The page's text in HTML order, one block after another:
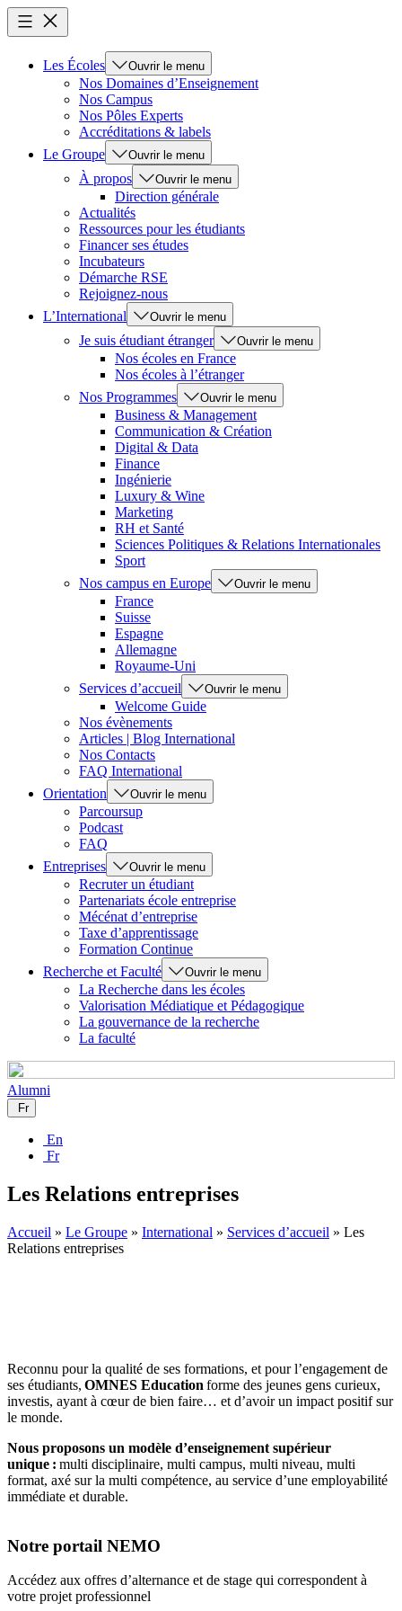
Les Écoles Ouvrir le menu
Nos Domaines d’Enseignement
Nos Campus
Nos Pôles Experts
Accréditations & labels
Le Groupe
Ouvrir le menu
À propos Ouvrir le menu
Direction générale
Actualités
Ressources pour les étudiants
Financer ses études
Incubateurs
Démarche RSE
Rejoignez-nous
L’International
Ouvrir le menu
Je suis étudiant étranger Ouvrir le menu
Nos écoles en France
Nos écoles à l’étranger
Nos Programmes
Ouvrir le menu
Business & Management
Communication & Création
Digital & Data
Finance
Ingénierie
Luxury & Wine
Marketing
RH et Santé
Sciences Politiques & Relations Internationales
Sport
Nos campus en Europe
Ouvrir le menu
France
Suisse
Espagne
Allemagne
Royaume-Uni
Services d’accueil
Ouvrir le menu
Welcome Guide
Nos évènements
Articles | Blog International
Nos Contacts
FAQ International
Orientation
Ouvrir le menu
Parcoursup
Podcast
FAQ
Entreprises
Ouvrir le menu
Recruter un étudiant
Partenariats école entreprise
Mécénat d’entreprise
Taxe d’apprentissage
Formation Continue
Recherche et Faculté
Ouvrir le menu
La Recherche dans les écoles
Valorisation Médiatique et Pédagogique
La gouvernance de la recherche
La faculté
Alumni
Fr
En
Fr
Les Relations entreprises
Accueil » Le Groupe » International » Services d’accueil » Les
Relations entreprises
Reconnu pour la qualité de ses formations, et pour l’engagement de
ses étudiants, OMNES Education forme des jeunes gens curieux,
investis, ayant à cœur de bien faire… et d’avoir un impact positif sur
le monde.
Nous proposons un modèle d’enseignement supérieur
unique : multi disciplinaire, multi campus, multi niveau, multi
format, axé sur la multi compétence, au service d’une employabilité
immédiate et durable.
Notre portail NEMO
Accédez aux offres d’alternance et de stage qui correspondent à
votre projet professionnel